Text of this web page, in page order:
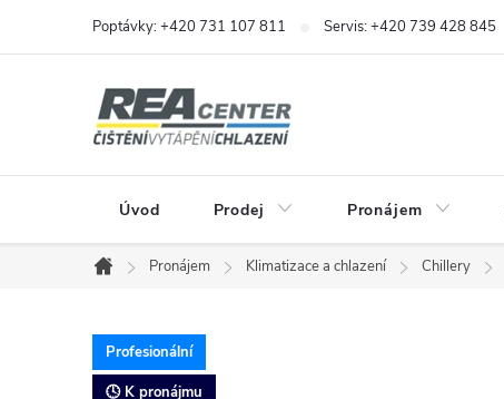
Poptávky: +420 731 107 811 Servis: +420 739 428 845
Úvod Prodej Pronájem
Domů
Pronájem Klimatizace a chlazení Chillery
Profesionální
🕓 K pronájmu